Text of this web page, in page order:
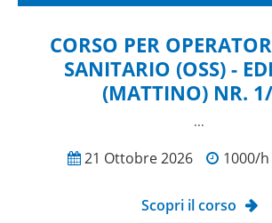
CORSO PER
SANITARIO (OSS) -
(MATTINO) NR.
...
21 Ottobre 2026 1000/h
Scopri il corso